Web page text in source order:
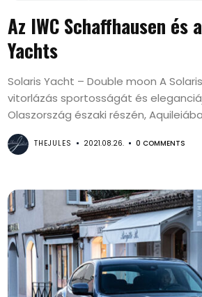
Az IWC Schaffhausen és
Yachts
Solaris Yacht – Double moon A
vitorlázás sportosságát és
Olaszország északi részén,
THEJULES 2021.08.26. 0 COMMENTS